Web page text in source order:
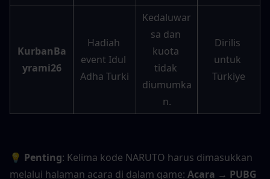
KurbanBa
yrami26
Hadiah
event Idul
Adha Turki
Kedaluwar
sa dan
kuota
tidak
diumumka
n.
Dirilis
untuk
Türkiye
💡 Penting: Kelima kode NARUTO harus dimasukkan
melalui halaman acara di dalam game: Acara → PUBG